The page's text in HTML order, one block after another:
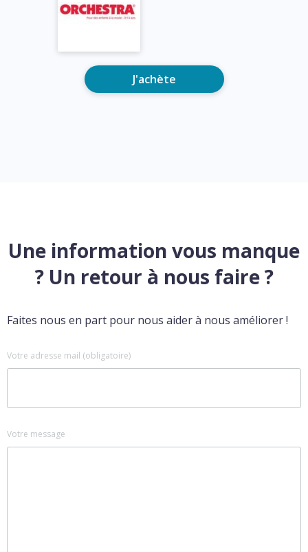
J'achète
Une information vous manque
? Un retour à nous faire ?
Faites nous en part pour nous aider à nous améliorer !
Votre adresse mail (obligatoire)
Votre message